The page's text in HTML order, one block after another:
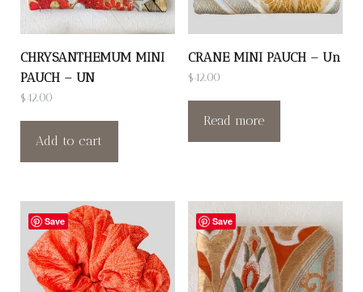
CHRYSANTHEMUM MINI
PAUCH – UN
$42.00
Add to cart
CRANE MINI PAUCH – Un
$42.00
Read more
Save Save